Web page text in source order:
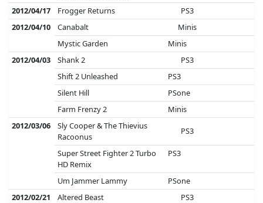
2012/04/17 Frogger Returns
PS3
2012/04/10
Canabalt
Minis
Mystic Garden
Minis
2012/04/03
Shank 2
PS3
Shift 2 Unleashed
PS3
Silent Hill
PSone
Farm Frenzy 2
Minis
2012/03/06
Sly Cooper & The Thievius
Racoonus
PS3
Super Street Fighter 2 Turbo
HD Remix
PS3
Um Jammer Lammy
PSone
2012/02/21
Altered Beast
PS3